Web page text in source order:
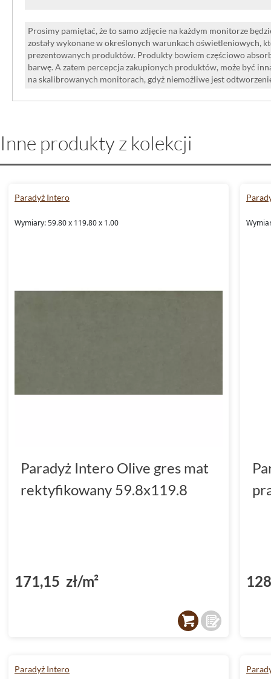
Prosimy pamiętać, że to samo zdjęcie na każdym monitorze
zostały wykonane w określonych warunkach oświetleniowych,
prezentowanych produktów. Produkty bowiem częściowo
barwę. A zatem percepcja zakupionych produktów, może być
na skalibrowanych monitorach, gdyż niemożliwe jest
Inne produkty z kolekcji
Paradyż Intero
Wymiary: 59.80 x 119.80 x 1.00
Paradyż Intero Olive gres mat
rektyfikowany 59.8x119.8
171,15 zł/m²
Paradyż Intero